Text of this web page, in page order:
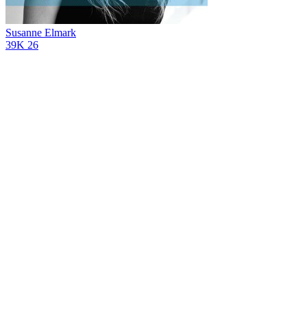
Susanne Elmark
39K 26